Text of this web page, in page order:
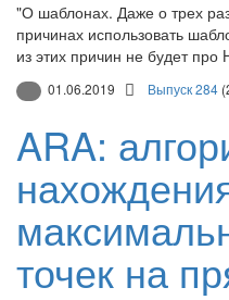
"О шаблонах. Даже о трех
причинах использовать
из этих причин не будет про
01.06.2019 Выпуск 284
ARA:
точек на